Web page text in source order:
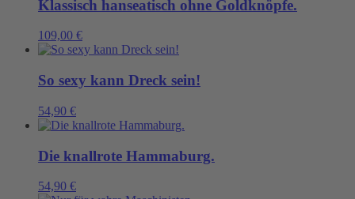
Klassisch hanseatisch ohne Goldknöpfe.
109,00 €
So sexy kann Dreck sein!
54,90 €
Die knallrote Hammaburg.
54,90 €